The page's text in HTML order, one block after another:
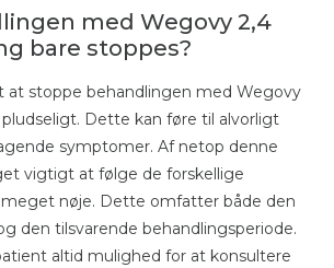
med Wegovy 2,4
bare stoppes?
at stoppe behandlingen med Wegovy
Dette kan føre til alvorligt
symptomer. Af netop denne
vigtigt at følge de forskellige
nøje. Dette omfatter både den
den tilsvarende behandlingsperiode.
altid mulighed for at konsultere